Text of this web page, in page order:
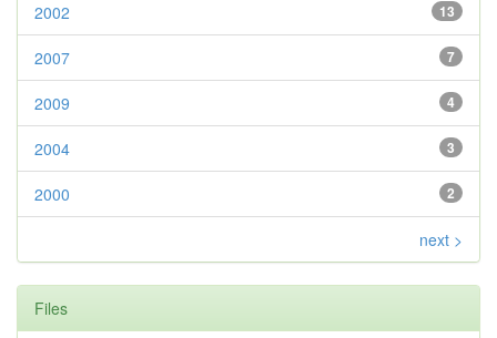
13
2002
7
2007
4
2009
3
2004
2
2000
next >
Files